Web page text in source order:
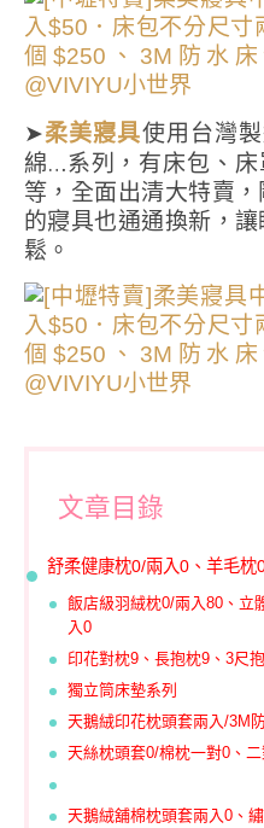
➤柔美寢具使用台灣
綿…系列，有床包、
等，全面出清大特賣
的寢具也通通換新，
鬆。
文章目錄
舒柔健康枕0/兩入0、羊毛枕
飯店級羽絨枕0/兩入80、立
入0
印花對枕9、長抱枕9、3尺
獨立筒床墊系列
天鵝絨印花枕頭套兩入/3M
天絲枕頭套0/棉枕一對0、
天鵝絨舖棉枕頭套兩入0、